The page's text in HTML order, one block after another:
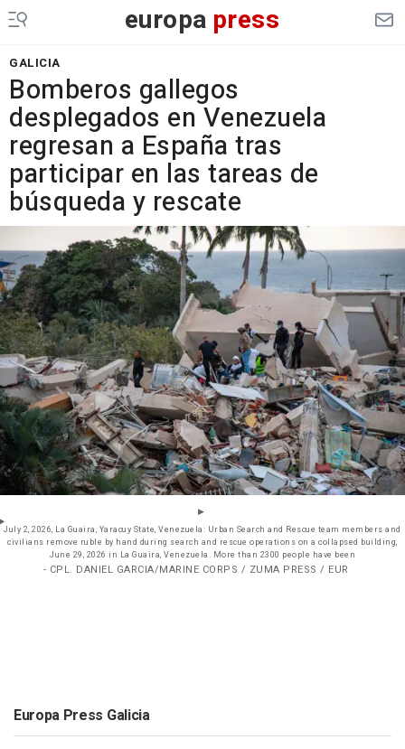
europa press
GALICIA
Bomberos gallegos
desplegados en Venezuela
regresan a España tras
participar en las tareas de
búsqueda y rescate
July 2, 2026, La Guaira, Yaracuy State, Venezuela: Urban Search and Rescue team members and
civilians remove ruble by hand during search and rescue operations on a collapsed building,
June 29, 2026 in La Guaira, Venezuela. More than 2300 people have been
- CPL. DANIEL GARCIA/MARINE CORPS / ZUMA PRESS / EUR
Europa Press Galicia